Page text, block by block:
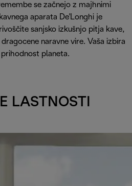
se začnejo z majhnimi
aparata De'Longhi je
sanjsko izkušnjo pitja kave,
naravne vire. Vaša izbira
planeta.
LASTNOSTI